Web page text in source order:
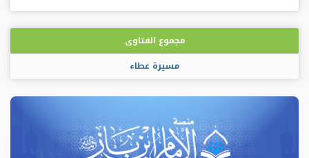
مجموع الفتاوى
مسيرة عطاء